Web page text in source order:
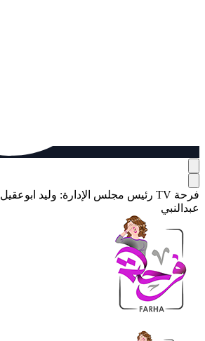
فرحة TV رئيس مجلس الإدارة: وليد ابوعقيل
عبدالنبي